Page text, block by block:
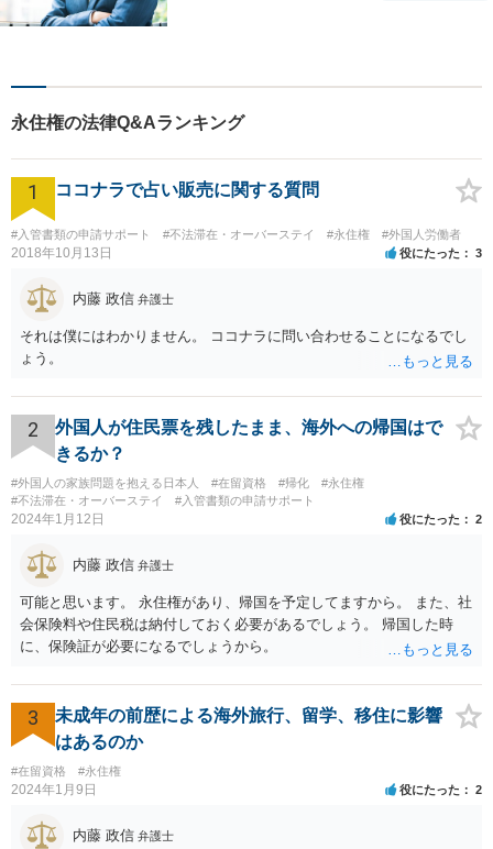
い。
永住権の法律Q&Aランキング
1 ココナラで占い販売に関する質問
#入管書類の申請サポート #不法滞在・オーバーステイ #永住権 #外国人労働者
2018年10月13日 役にたった 3
内藤 政信 弁護士
それは僕にはわかりません。 ココナラに問い合わせることになるでし
ょう。
2
外国人が住民票を残したまま、海外への帰国はで
きるか？
#外国人の家族問題を抱える日本人 #在留資格 #帰化
#永住権
#不法滞在・オーバーステイ
#入管書類の申請サポート
2024年1月12日 役にたった 2
内藤 政信 弁護士
可能と思います。 永住権があり、帰国を予定してますから。 また、社
会保険料や住民税は納付しておく必要があるでしょう。 帰国した時
に、保険証が必要になるでしょうから。
3
未成年の前歴による海外旅行、留学、移住に影響
はあるのか
#在留資格 #永住権
2024年1月9日 役にたった 2
内藤 政信 弁護士